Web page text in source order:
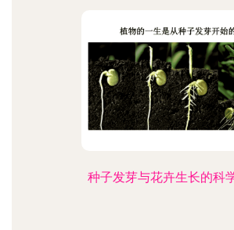
种子发芽与花卉生长的科